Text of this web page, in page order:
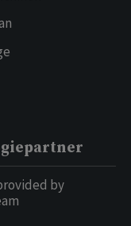
by